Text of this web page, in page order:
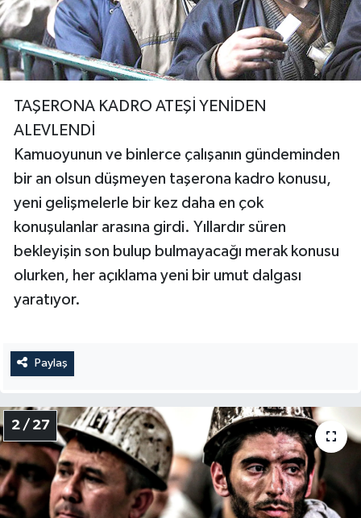
TAŞERONA KADRO ATEŞİ YENİDEN
ALEVLENDİ
Kamuoyunun ve binlerce çalışanın gündeminden
bir an olsun düşmeyen taşerona kadro konusu,
yeni gelişmelerle bir kez daha en çok
konuşulanlar arasına girdi. Yıllardır süren
bekleyişin son bulup bulmayacağı merak konusu
olurken, her açıklama yeni bir umut dalgası
yaratıyor.
Paylaş
2 / 27